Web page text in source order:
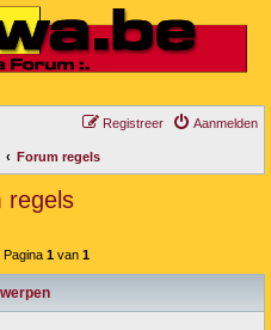
Aanmelden
Registreer
Forum regels
regels
Pagina 1van 1